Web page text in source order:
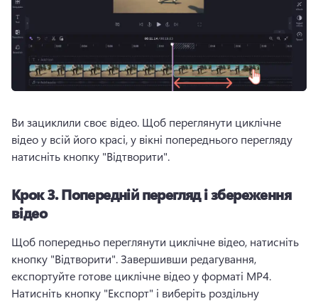
Ви зациклили своє відео. Щоб переглянути циклічне
відео у всій його красі, у вікні попереднього перегляду
натисніть кнопку "Відтворити".
Крок 3.Попередній перегляд і збереження
відео
Щоб попередньо переглянути циклічне відео, натисніть
кнопку "Відтворити". Завершивши редагування,
Натисніть кнопку "Експорт" і виберіть роздільну